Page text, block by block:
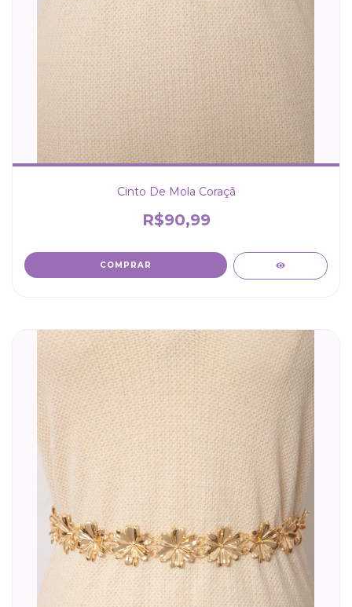
Cinto De Mola Coraçã
R$90,99
COMPRAR